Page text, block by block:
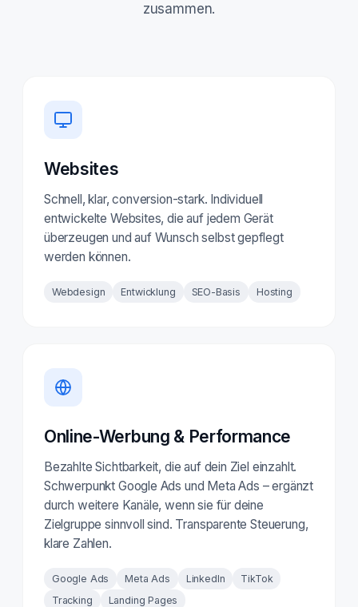
zusammen.
Websites
Schnell, klar, conversion-stark. Individuell
entwickelte Websites, die auf jedem Gerät
überzeugen und auf Wunsch selbst gepflegt
werden können.
Webdesign Entwicklung SEO-Basis Hosting
Online-Werbung & Performance
Bezahlte Sichtbarkeit, die auf dein Ziel einzahlt.
Schwerpunkt Google Ads und Meta Ads – ergänzt
durch weitere Kanäle, wenn sie für deine
Zielgruppe sinnvoll sind. Transparente Steuerung,
klare Zahlen.
Google Ads Meta Ads LinkedIn
TikTok
Tracking
Landing Pages